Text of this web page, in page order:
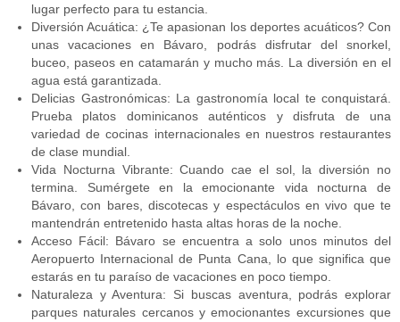
lugar perfecto para tu estancia.
Diversión Acuática: ¿Te apasionan los deportes acuáticos? Con
unas vacaciones en Bávaro, podrás disfrutar del snorkel,
buceo, paseos en catamarán y mucho más. La diversión en el
agua está garantizada.
Delicias Gastronómicas: La gastronomía local te conquistará.
Prueba platos dominicanos auténticos y disfruta de una
variedad de cocinas internacionales en nuestros restaurantes
de clase mundial.
Vida Nocturna Vibrante: Cuando cae el sol, la diversión no
termina. Sumérgete en la emocionante vida nocturna de
Bávaro, con bares, discotecas y espectáculos en vivo que te
mantendrán entretenido hasta altas horas de la noche.
Acceso Fácil: Bávaro se encuentra a solo unos minutos del
Aeropuerto Internacional de Punta Cana, lo que significa que
estarás en tu paraíso de vacaciones en poco tiempo.
Naturaleza y Aventura: Si buscas aventura, podrás explorar
parques naturales cercanos y emocionantes excursiones que